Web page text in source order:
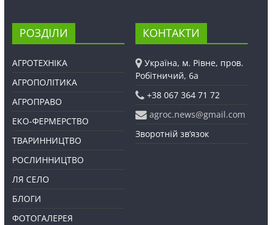
РОЗДІЛИ
АГРОТЕХНІКА
АГРОПОЛІТИКА
АГРОПРАВО
ЕКО-ФЕРМЕРСТВО
ТВАРИННИЦТВО
РОСЛИННИЦТВО
ЛЯ СЕЛО
БЛОГИ
ФОТОГАЛЕРЕЯ
КОНТАКТИ
Україна, м. Рівне, пров.
Робітничий, 6а
+38 067 364 71 72
agroc.news@gmail.com
Зворотній зв’язок